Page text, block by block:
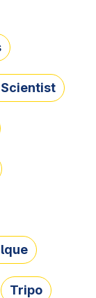
Tripo